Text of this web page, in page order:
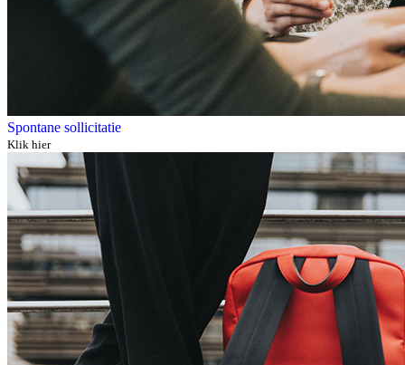
Spontane sollicitatie
Klik hier